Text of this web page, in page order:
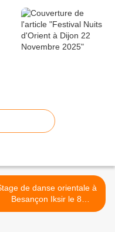
de danse orientale à
Besançon Iksir le 8
Novembre 2025 >